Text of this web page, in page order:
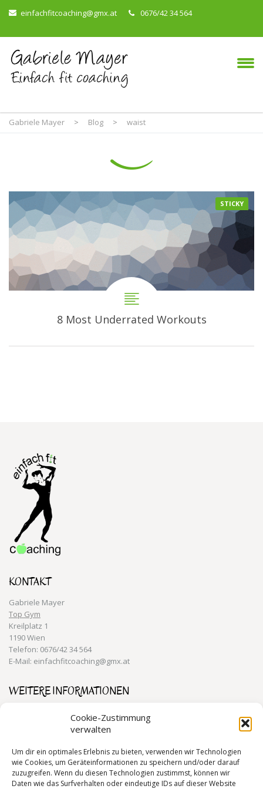
Cookie-Zustimmung
verwalten
Um dir ein optimales Erlebnis zu bieten, verwenden wir Technologien
wie Cookies, um Geräteinformationen zu speichern und/oder darauf
zuzugreifen. Wenn du diesen Technologien zustimmst, können wir
Daten wie das Surfverhalten oder eindeutige IDs auf dieser Website
einfachfitcoaching@gmx.at 0676/42 34 564
Gabriele Mayer > Blog > waist
STICKY
8 Most Underrated Workouts
KONTAKT
Gabriele Mayer
Top Gym
Kreilplatz 1
1190 Wien
Telefon: 0676/42 34 564
E-Mail: einfachfitcoaching@gmx.at
WEITERE INFORMATIONEN
Training für den Alltag 1190 Wien
Personal Training 1190 Wien
Gesundheitstraining 1190 Wien
RECHTLICHE INFORMATIONEN